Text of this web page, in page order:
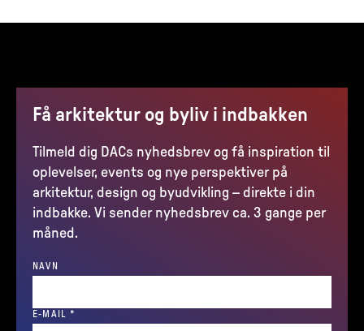
Få arkitektur og byliv i indbakken
Tilmeld dig DACs nyhedsbrev og få inspiration til
oplevelser, events og nye perspektiver på
arkitektur, design og byudvikling – direkte i din
indbakke. Vi sender nyhedsbrev ca. 3 gange per
måned.
NAVN
E-MAIL *